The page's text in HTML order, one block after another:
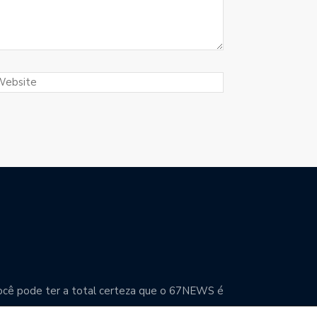
pode ter a total certeza que o 67NEWS é